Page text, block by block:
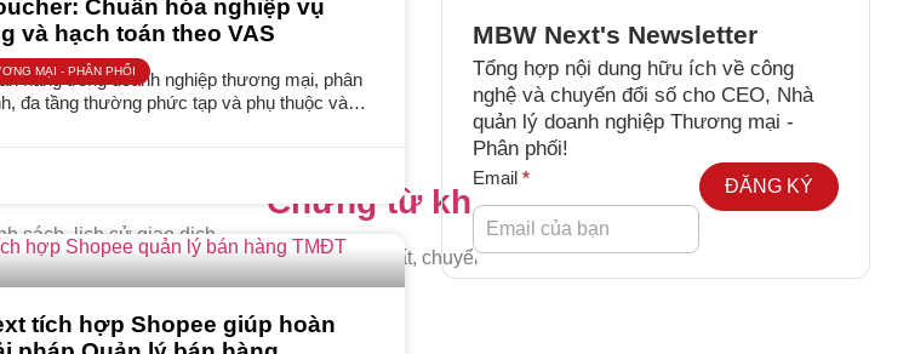
cấp
sách, lịch sử giao dịch
Chứng từ kho
Phiếu nhập, xuất, chuyển kho, lấy
hàng
MẠI - PHÂN PHỐI
Chuẩn hóa nghiệp vụ
và hạch toán theo VAS
hàng trong doanh nghiệp thương mại, phân
đa tầng thường phức tạp và phụ thuộc vào
tích hợp Shopee giúp hoàn
MBW Next's Newsletter
Tổng hợp nội dung hữu ích về công
nghệ và chuyển đổi số cho CEO, Nhà
quản lý doanh nghiệp Thương mại -
Phân phối!
Newsletter
Email * ĐĂNG KÝ